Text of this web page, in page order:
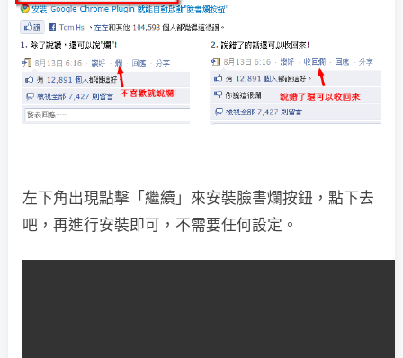
左下角出現點擊「繼續」來安裝臉書爛按鈕，點下去
吧，再進行安裝即可，不需要任何設定。